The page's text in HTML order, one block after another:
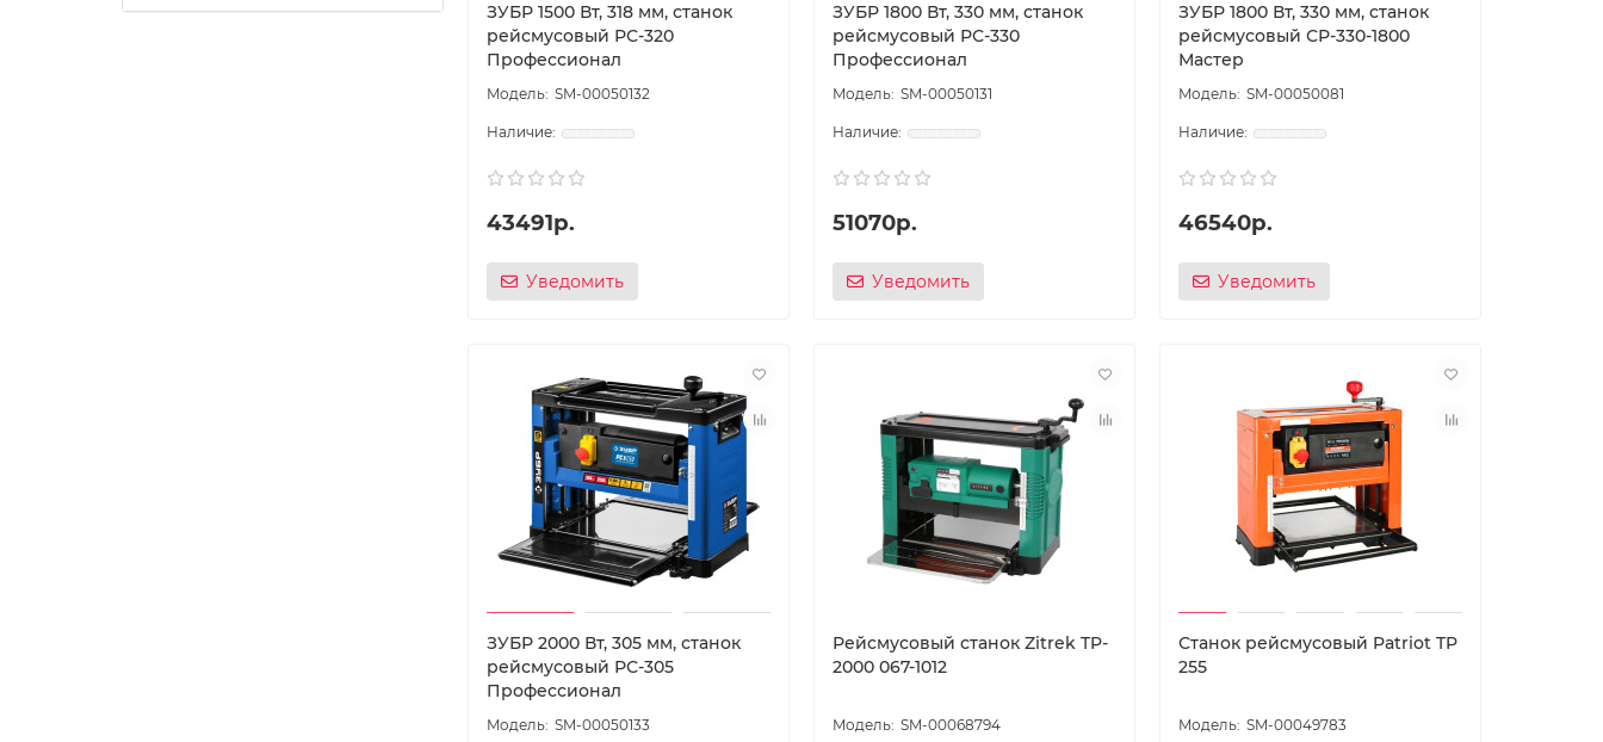
ЗУБР 1500 Вт, 318 мм, станок
рейсмусовый РС-320
Профессионал
SM-00050132
43491р.
Уведомить
ЗУБР 1800 Вт, 330 мм, станок
рейсмусовый РС-330
Профессионал
SM-00050131
51070р.
Уведомить
ЗУБР 1800 Вт, 330 мм, станок
рейсмусовый СР-330-1800
Мастер
SM-00050081
46540р.
Уведомить
ЗУБР 2000 Вт, 305 мм, станок
рейсмусовый РС-305
Профессионал
SM-00050133
Рейсмусовый станок Zitrek TP-
2000 067-1012
SM-00068794
Станок рейсмусовый Patriot TP
255
SM-00049783